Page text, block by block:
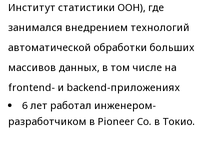
Институт статистики ООН), где
занимался внедрением технологий
автоматической обработки больших
массивов данных, в том числе на
frontend- и backend-приложениях
6 лет работал инженером-
разработчиком в Pioneer Co. в Токио.